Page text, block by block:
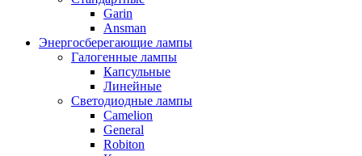
Garin
Ansman
Энергосберегающие лампы
Галогенные лампы
Капсульные
Линейные
Светодиодные лампы
Camelion
General
Robiton